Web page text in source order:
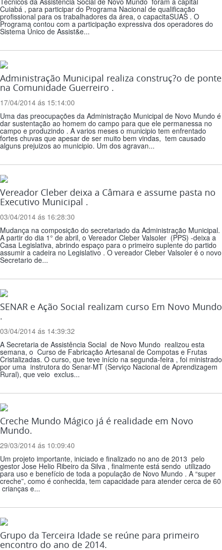
Cuiabá , para participar do Programa Nacional de qualificação
profissional para os trabalhadores da área, o capacitaSUAS . O
Programa contou com a participação expressiva dos operadores do
Sistema Único de Assist&e...
Administração Municipal realiza construç?o de ponte
na Comunidade Guerreiro .
17/04/2014 ás 15:14:00
Uma das preocupações da Administração Municipal de Novo Mundo é
dar sustentação ao homem do campo para que ele permanessa no
campo e produzindo . A varios meses o municipio tem enfrentado
fortes chuvas que apesar de ser muito bem vindas, tem causado
alguns prejuizos ao municipio. Um dos agravan...
Vereador Cleber deixa a Câmara e assume pasta no
Executivo Municipal .
03/04/2014 ás 16:28:30
Mudança na composição do secretariado da Administração Municipal.
A partir do dia 1° de abril, o Vereador Cleber Valsoler (PPS) -deixa a
Casa Legislativa, abrindo espaço para o primeiro suplente do partido
assumir a cadeira no Legislativo . O vereador Cleber Valsoler é o novo
Secretario de...
SENAR e Ação Social realizam curso Em Novo Mundo
.
03/04/2014 ás 14:39:32
A Secretaria de Assistência Social de Novo Mundo realizou esta
semana, o Curso de Fabricação Artesanal de Compotas e Frutas
Cristalizadas. O curso, que teve início na segunda-feira , foi ministrado
por uma instrutora do Senar-MT (Serviço Nacional de Aprendizagem
Rural), que veio exclus...
Creche Mundo Mágico já é realidade em Novo
Mundo.
29/03/2014 ás 10:09:40
Um projeto importante, iniciado e finalizado no ano de 2013 pelo
gestor Jose Helio Ribeiro da Silva , finalmente está sendo utilizado
para uso e benefício de toda a população de Novo Mundo . A “super
creche”, como é conhecida, tem capacidade para atender cerca de 60
crianças e...
Grupo da Terceira Idade se reúne para primeiro
encontro do ano de 2014.